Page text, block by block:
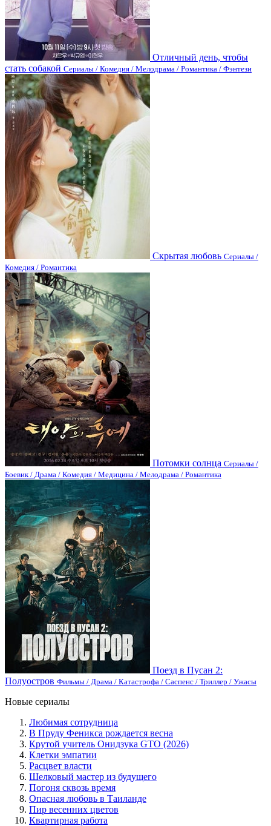
Отличный день, чтобы
стать собакой Сериалы / Комедия / Мелодрама / Романтика / Фэнтези
Скрытая любовь Сериалы /
Комедия / Романтика
Потомки солнца Сериалы /
Боевик / Драма / Комедия / Медицина / Мелодрама / Романтика
Поезд в Пусан 2:
Полуостров Фильмы / Драма / Катастрофа / Саспенс / Триллер / Ужасы
Новые сериалы
Любимая сотрудница
В Пруду Феникса рождается весна
Крутой учитель Онидзука GTO (2026)
Клетки эмпатии
Расцвет власти
Шелковый мастер из будущего
Погоня сквозь время
Опасная любовь в Таиланде
Пир весенних цветов
Квартирная работа